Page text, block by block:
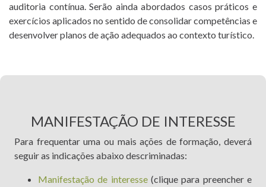
auditoria contínua. Serão ainda abordados casos práticos e
exercícios aplicados no sentido de consolidar competências e
desenvolver planos de ação adequados ao contexto turístico.
MANIFESTAÇÃO DE INTERESSE
Para frequentar uma ou mais ações de formação, deverá
seguir as indicações abaixo descriminadas:
Manifestação de interesse(clique para preencher e